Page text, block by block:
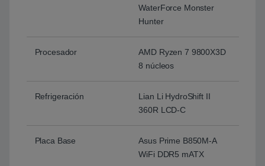
WaterForce Monster
Hunter
Procesador
AMD Ryzen 7 9800X3D
8 núcleos
Refrigeración
Lian Li HydroShift II
360R LCD-C
Placa Base
Asus Prime B850M-A
WiFi DDR5 mATX